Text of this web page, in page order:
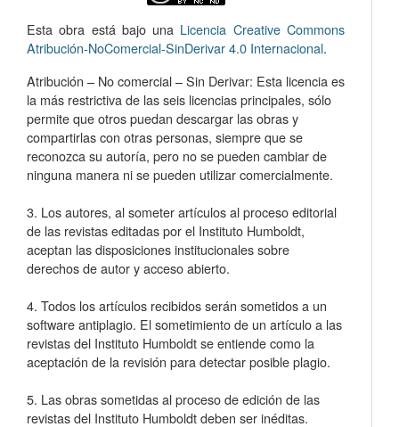
Esta obra está bajo una Licencia Creative Commons
Atribución-NoComercial-SinDerivar 4.0 Internacional.
Atribución – No comercial – Sin Derivar: Esta licencia es
la más restrictiva de las seis licencias principales, sólo
permite que otros puedan descargar las obras y
compartirlas con otras personas, siempre que se
reconozca su autoría, pero no se pueden cambiar de
ninguna manera ni se pueden utilizar comercialmente.
3. Los autores, al someter artículos al proceso editorial
de las revistas editadas por el Instituto Humboldt,
aceptan las disposiciones institucionales sobre
derechos de autor y acceso abierto.
4. Todos los artículos recibidos serán sometidos a un
software antiplagio. El sometimiento de un artículo a las
revistas del Instituto Humboldt se entiende como la
aceptación de la revisión para detectar posible plagio.
5. Las obras sometidas al proceso de edición de las
revistas del Instituto Humboldt deben ser inéditas.